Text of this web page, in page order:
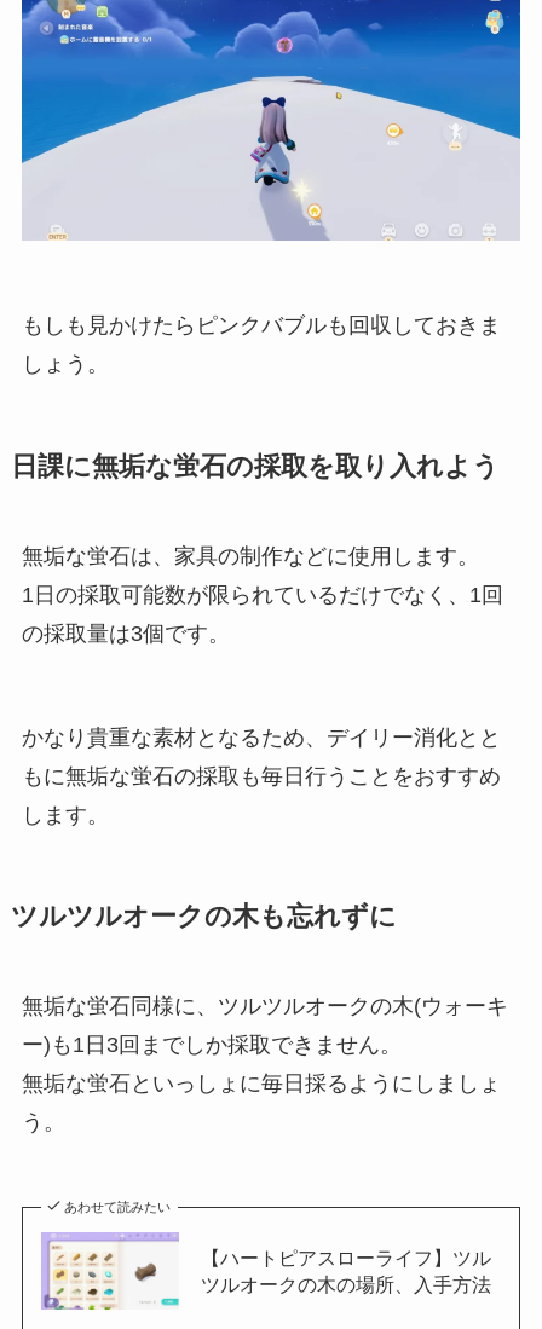
もしも見かけたらピンクバブルも回収しておきま
しょう。
日課に無垢な蛍石の採取を取り入れよう
無垢な蛍石は、家具の制作などに使用します。
1日の採取可能数が限られているだけでなく、1回
の採取量は3個です。
かなり貴重な素材となるため、デイリー消化とと
もに無垢な蛍石の採取も毎日行うことをおすすめ
します。
ツルツルオークの木も忘れずに
無垢な蛍石同様に、ツルツルオークの木(ウォーキ
ー)も1日3回までしか採取できません。
無垢な蛍石といっしょに毎日採るようにしましょ
う。
あわせて読みたい
【ハートピアスローライフ】ツル
ツルオークの木の場所、入手方法